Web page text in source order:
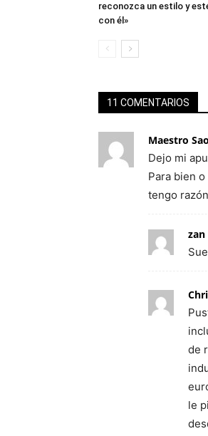
reconozca un estilo y
con él»
11 COMENTARIOS
Maestro
Dejo mi
Para bien
tengo
zan
de
le